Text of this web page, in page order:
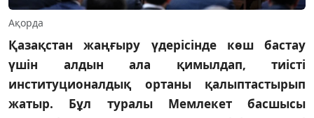
Ақорда
Қазақстан жаңғыру үдерісінде көш бастау
үшін алдын ала қимылдап, тиісті
институционалдық ортаны қалыптастырып
жатыр. Бұл туралы Мемлекет басшысы